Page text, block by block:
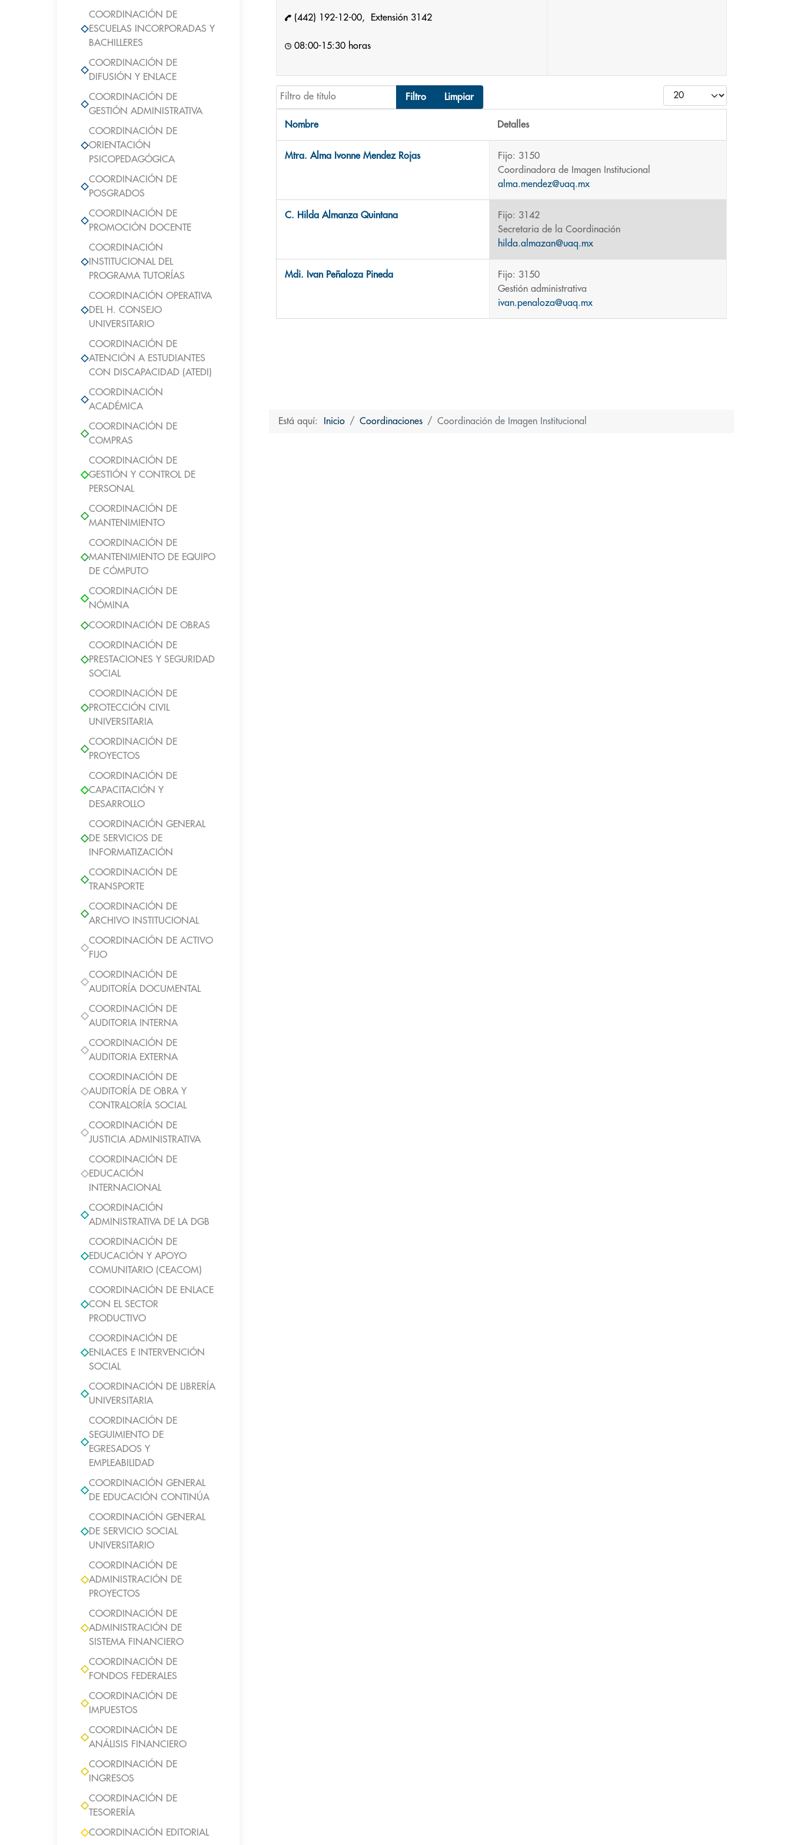
COORDINACIÓN DE
ESCUELAS INCORPORADAS Y
BACHILLERES
COORDINACIÓN DE
DIFUSIÓN Y ENLACE
COORDINACIÓN DE
GESTIÓN ADMINISTRATIVA
COORDINACIÓN DE
ORIENTACIÓN
PSICOPEDAGÓGICA
COORDINACIÓN DE
POSGRADOS
COORDINACIÓN DE
PROMOCIÓN DOCENTE
COORDINACIÓN
INSTITUCIONAL DEL
PROGRAMA TUTORÍAS
COORDINACIÓN OPERATIVA
DEL H. CONSEJO
UNIVERSITARIO
COORDINACIÓN DE
ATENCIÓN A ESTUDIANTES
CON DISCAPACIDAD (ATEDI)
COORDINACIÓN
ACADÉMICA
COORDINACIÓN DE
COMPRAS
COORDINACIÓN DE
GESTIÓN Y CONTROL DE
PERSONAL
COORDINACIÓN DE
MANTENIMIENTO
COORDINACIÓN DE
MANTENIMIENTO DE EQUIPO
DE CÓMPUTO
COORDINACIÓN DE
NÓMINA
COORDINACIÓN DE OBRAS
COORDINACIÓN DE
PRESTACIONES Y SEGURIDAD
SOCIAL
COORDINACIÓN DE
PROTECCIÓN CIVIL
UNIVERSITARIA
COORDINACIÓN DE
PROYECTOS
COORDINACIÓN DE
CAPACITACIÓN Y
DESARROLLO
COORDINACIÓN GENERAL
DE SERVICIOS DE
INFORMATIZACIÓN
COORDINACIÓN DE
TRANSPORTE
COORDINACIÓN DE
ARCHIVO INSTITUCIONAL
COORDINACIÓN DE ACTIVO
FIJO
COORDINACIÓN DE
AUDITORÍA DOCUMENTAL
COORDINACIÓN DE
AUDITORIA INTERNA
COORDINACIÓN DE
AUDITORIA EXTERNA
COORDINACIÓN DE
AUDITORÍA DE OBRA Y
CONTRALORÍA SOCIAL
COORDINACIÓN DE
JUSTICIA ADMINISTRATIVA
COORDINACIÓN DE
EDUCACIÓN
INTERNACIONAL
COORDINACIÓN
ADMINISTRATIVA DE LA DGB
COORDINACIÓN DE
EDUCACIÓN Y APOYO
COMUNITARIO (CEACOM)
COORDINACIÓN DE ENLACE
CON EL SECTOR
PRODUCTIVO
COORDINACIÓN DE
ENLACES E INTERVENCIÓN
SOCIAL
COORDINACIÓN DE LIBRERÍA
UNIVERSITARIA
COORDINACIÓN DE
SEGUIMIENTO DE
EGRESADOS Y
EMPLEABILIDAD
COORDINACIÓN GENERAL
DE EDUCACIÓN CONTINÚA
COORDINACIÓN GENERAL
DE SERVICIO SOCIAL
UNIVERSITARIO
COORDINACIÓN DE
ADMINISTRACIÓN DE
PROYECTOS
COORDINACIÓN DE
ADMINISTRACIÓN DE
SISTEMA FINANCIERO
COORDINACIÓN DE
FONDOS FEDERALES
COORDINACIÓN DE
IMPUESTOS
COORDINACIÓN DE
ANÁLISIS FINANCIERO
COORDINACIÓN DE
INGRESOS
COORDINACIÓN DE
TESORERÍA
COORDINACIÓN EDITORIAL
(442) 192-12-00, Extensión 3142
08:00-15:30 horas
Filtro de título
Filtro Limpiar
Cantidad
Nombre Detalles
Mtra. Alma Ivonne Mendez Rojas
Fijo: 3150
Coordinadora de Imagen Institucional
alma.mendez@uaq.mx
C. Hilda Almanza Quintana
Fijo: 3142
Secretaria de la Coordinación
hilda.almazan@uaq.mx
Mdi. Ivan Peñaloza Pineda
Fijo: 3150
Gestión administrativa
ivan.penaloza@uaq.mx
Está aquí: Inicio Coordinaciones Coordinación de Imagen Institucional